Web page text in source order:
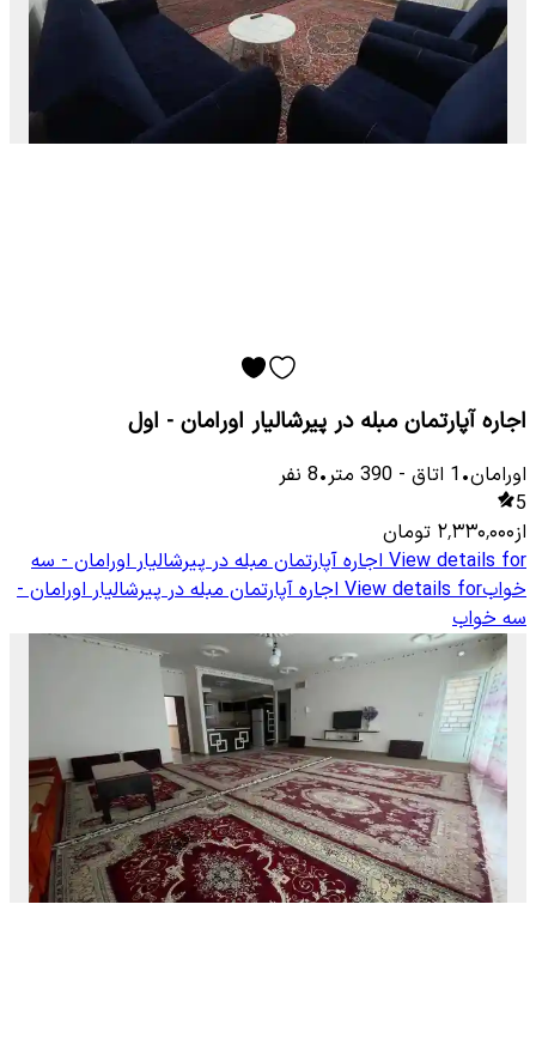
اجاره آپارتمان مبله در پیرشالیار اورامان - اول
اورامان•
1 اتاق -
390 متر•
8 نفر
5
از۲٬۳۳۰٬۰۰۰ تومان
View details for اجاره آپارتمان مبله در پیرشالیار اورامان - سه
خوابView details for اجاره آپارتمان مبله در پیرشالیار اورامان -
سه خواب